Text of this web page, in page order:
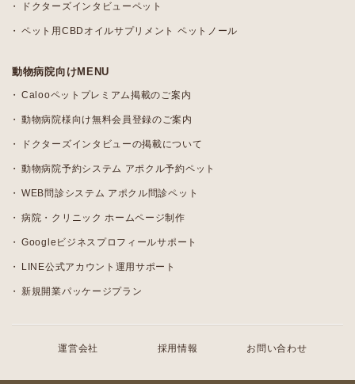
ドクターズインタビューペット
ペット用CBDオイルサプリメント ペットノール
動物病院向けMENU
Calooペットプレミアム掲載のご案内
動物病院様向け無料会員登録のご案内
ドクターズインタビューの掲載について
動物病院予約システム アポクル予約ペット
WEB問診システム アポクル問診ペット
病院・クリニック ホームページ制作
Googleビジネスプロフィールサポート
LINE公式アカウント運用サポート
新規開業パッケージプラン
運営会社 採用情報 お問い合わせ